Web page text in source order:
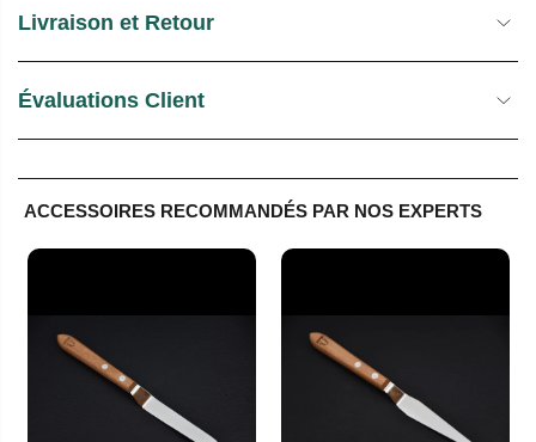
Livraison et Retour
Évaluations Client
ACCESSOIRES RECOMMANDÉS PAR NOS EXPERTS